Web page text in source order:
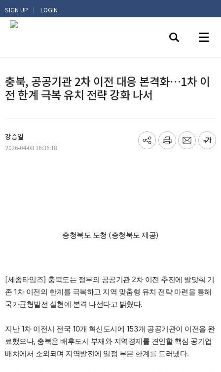
SIGN UP | LOGIN
충북, 공공기관 2차 이전 대응 본격화…1차 이
전 한계 극복 유치 전략 강화 나서
강승일
2026-04-08 16:36:18
기
프
메
글
충청북도 도청 (충청북도 제공)
[세종타임즈] 충북도는 정부의 공공기관 2차 이전 추진에 발맞춰 기
존 1차 이전의 한계를 극복하고 지역 맞춤형 유치 전략 마련을 통해
국가균형발전 실현에 본격 나선다고 밝혔다.
지난 1차 이전시 전국 10개 혁신도시에 153개 공공기관이 이전을 완
료했으나, 충북은 배후도시 부재와 지역경제를 견인할 핵심 공기업
배치에서 소외되며 지역발전에 일정 부분 한계를 드러냈다.